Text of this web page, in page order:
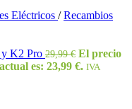
Eléctricos / Recambios
y K2 Pro 29,99€ El precio
es: 23,99 €. IVA